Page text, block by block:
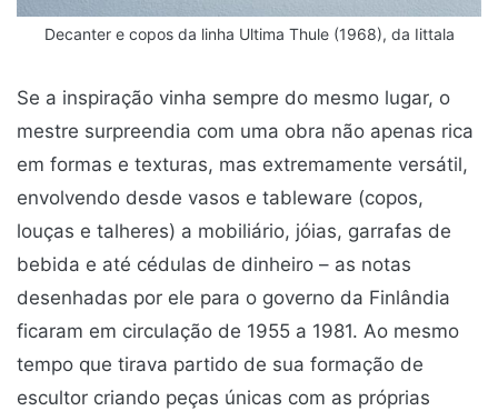
Decanter e copos da linha Ultima Thule (1968), da Iittala
Se a inspiração vinha sempre do mesmo lugar, o
mestre surpreendia com uma obra não apenas rica
em formas e texturas, mas extremamente versátil,
envolvendo desde vasos e tableware (copos,
louças e talheres) a mobiliário, jóias, garrafas de
bebida e até cédulas de dinheiro – as notas
desenhadas por ele para o governo da Finlândia
ficaram em circulação de 1955 a 1981. Ao mesmo
tempo que tirava partido de sua formação de
escultor criando peças únicas com as próprias